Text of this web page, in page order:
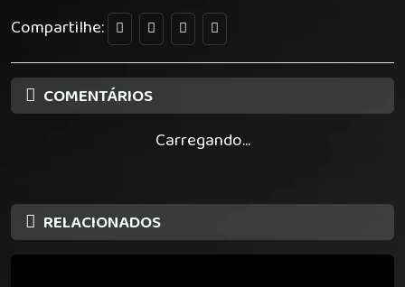
Compartilhe:
COMENTÁRIOS
Carregando...
RELACIONADOS